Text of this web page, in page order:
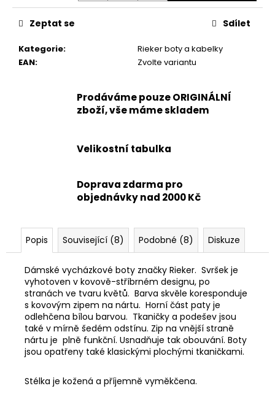
Kategorie:
Rieker boty a kabelky
EAN: Zvolte variantu
Zeptat se Sdílet
Prodáváme pouze ORIGINÁLNÍ
zboží, vše máme skladem
Velikostní tabulka
Doprava zdarma pro
objednávky nad 2000 Kč
Popis Související (8) Podobné (8) Diskuze
Dámské vycházkové boty značky Rieker. Svršek je
vyhotoven v kovově-stříbrném designu, po
stranách ve tvaru květů. Barva skvěle koresponduje
s kovovým zipem na nártu. Horní část paty je
odlehčena bílou barvou. Tkaničky a podešev jsou
také v mírně šedém odstínu. Zip na vnější straně
nártu je plně funkční. Usnadňuje tak obouvání. Boty
jsou opatřeny také klasickými plochými tkaničkami.
Stélka je kožená a příjemně vyměkčena.